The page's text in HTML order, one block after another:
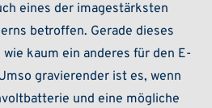
eines der imagestärksten
betroffen. Gerade dieses
kaum ein anderes für den E-
gravierender ist es, wenn
und eine mögliche